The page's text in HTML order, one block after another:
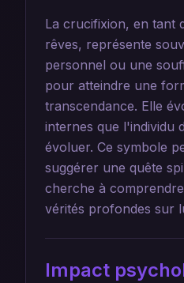
La crucifixion, en tant
rêves, représente
personnel ou une
pour atteindre une
transcendance. Elle
internes que l'individu
évoluer. Ce symbole
suggérer une quête
cherche à
vérités profondes sur
Impact